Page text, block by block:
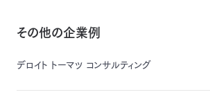
その他の企業例
デロイト トーマツ コンサルティング